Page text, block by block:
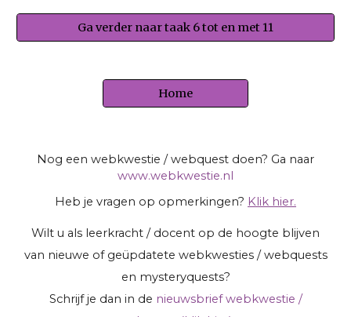
Ga verder naar taak 6 tot en met 11
Home
Nog een webkwestie / webquest doen? Ga naar
www.webkwestie.nl
Heb je vragen op opmerkingen? Klik hier.
Wilt u als leerkracht / docent op de hoogte blijven
van nieuwe of geüpdatete webkwesties / webquests
en mysteryquests?
Schrijf je dan in de nieuwsbrief webkwestie /